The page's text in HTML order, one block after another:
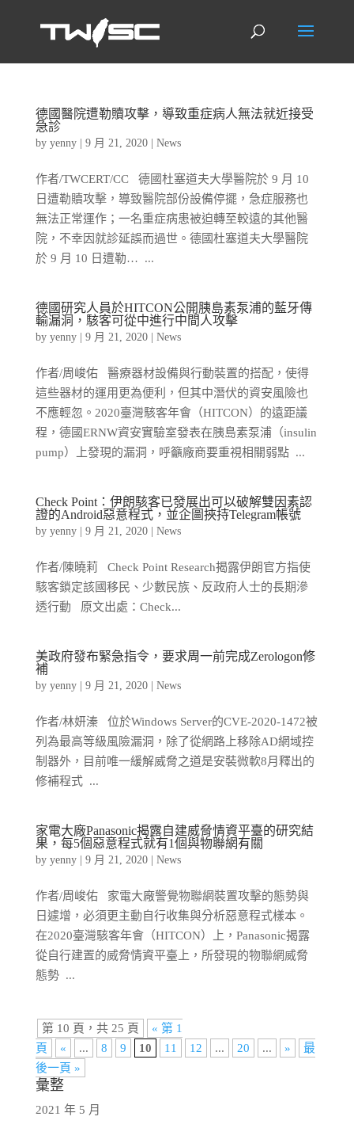
德國醫院遭勒贖攻擊，導致重症病人無法就近接受
急診
by yenny| 9 月 21, 2020| News
作者/TWCERT/CC 德國杜塞道夫大學醫院於 9 月 10
日遭勒贖攻擊，導致醫院部份設備停擺，急症服務也
無法正常運作；一名重症病患被迫轉至較遠的其他醫
院，不幸因就診延誤而過世。德國杜塞道夫大學醫院
於 9 月 10 日遭勒… ...
德國研究人員於HITCON公開胰島素泵浦的藍牙傳
輸漏洞，駭客可從中進行中間人攻擊
by yenny| 9 月 21, 2020| News
作者/周峻佑 醫療器材設備與行動裝置的搭配，使得
這些器材的運用更為便利，但其中潛伏的資安風險也
不應輕忽。2020臺灣駭客年會（HITCON）的遠距議
程，德國ERNW資安實驗室發表在胰島素泵浦（insulin
pump）上發現的漏洞，呼籲廠商要重視相關弱點 ...
Check Point：伊朗駭客已發展出可以破解雙因素認
證的Android惡意程式，並企圖挾持Telegram帳號
by yenny| 9 月 21, 2020| News
作者/陳曉莉 Check Point Research揭露伊朗官方指使
駭客鎖定該國移民、少數民族、反政府人士的長期滲
透行動 原文出處：Check...
美政府發布緊急指令，要求周一前完成Zerologon修
補
by yenny| 9 月 21, 2020| News
作者/林妍溱 位於Windows Server的CVE-2020-1472被
列為最高等級風險漏洞，除了從網路上移除AD網域控
制器外，目前唯一緩解威脅之道是安裝微軟8月釋出的
修補程式 ...
家電大廠Panasonic揭露自建威脅情資平臺的研究結
果，每5個惡意程式就有1個與物聯網有關
by yenny| 9 月 21, 2020| News
作者/周峻佑 家電大廠警覺物聯網裝置攻擊的態勢與
日遽增，必須更主動自行收集與分析惡意程式樣本。
在2020臺灣駭客年會（HITCON）上，Panasonic揭露
從自行建置的威脅情資平臺上，所發現的物聯網威脅
態勢 ...
第 10 頁，共 25 頁
« 第 1
頁
« ... 8 9 10 11 12 ... 20 ... »
最
後一頁 »
彙整
2021 年 5 月